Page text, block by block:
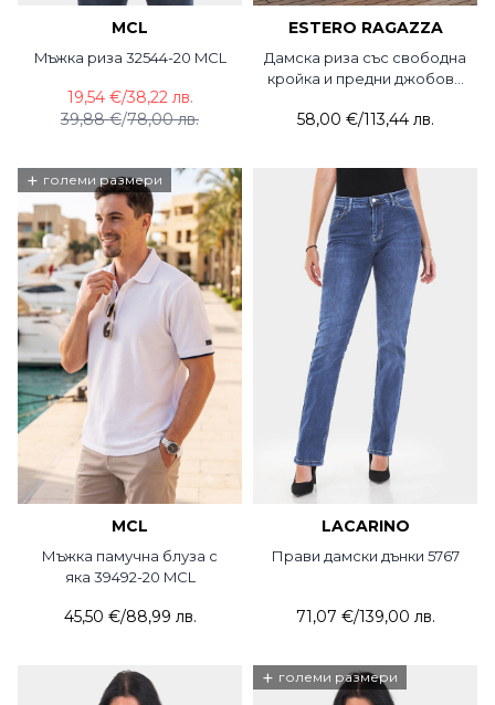
MCL
Mъжка риза 32544-20 MCL
39,88 €/78,00 лв.
19,54 €/38,22 лв.
ESTERO RAGAZZA
Дамска риза със свободна
кройка и предни джобове
58,00 €/113,44 лв.
+ големи размери
MCL
Мъжка памучна блуза с
яка 39492-20 MCL
45,50 €/88,99 лв.
LACARINO
Прави дамски дънки 5767
71,07 €/139,00 лв.
+ големи размери